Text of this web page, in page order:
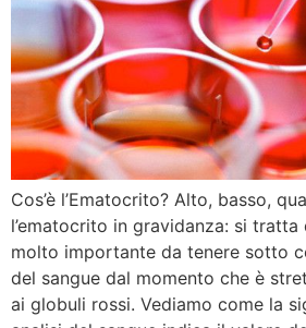
Cos’è l’Ematocrito? Alto, basso,
l’ematocrito in gravidanza: si
molto importante da tenere sotto
del sangue dal momento che è
ai globuli rossi. Vediamo come la